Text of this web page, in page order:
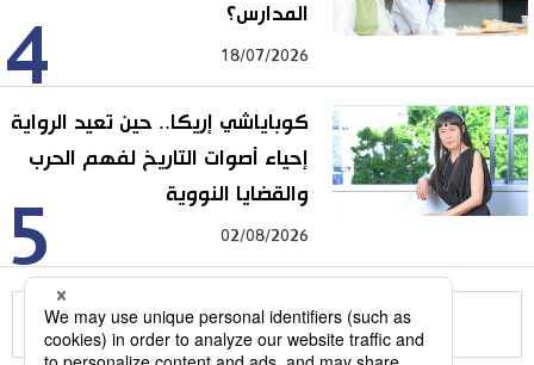
4
المدارس؟
18/07/2026
5
كوباياشي إريكا.. حين تعيد الرواية
إحياء أصوات التاريخ لفهم الحرب
والقضايا النووية
02/08/2026
للمزيد